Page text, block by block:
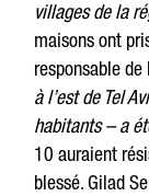
villages de la
maisons ont
responsable de
à l’est de Tel
habitants – a
10 auraient
blessé. Gilad